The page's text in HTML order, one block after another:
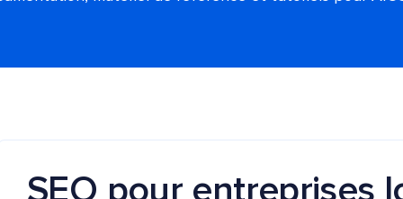
SEO pour entreprises